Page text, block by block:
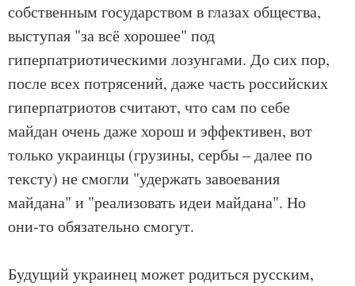
собственным государством в глазах общества,
выступая "за всё хорошее" под
гиперпатриотическими лозунгами. До сих пор,
после всех потрясений, даже часть российских
гиперпатриотов считают, что сам по себе
майдан очень даже хорош и эффективен, вот
только украинцы (грузины, сербы – далее по
тексту) не смогли "удержать завоевания
майдана" и "реализовать идеи майдана". Но
они-то обязательно смогут.
Будущий украинец может родиться русским,